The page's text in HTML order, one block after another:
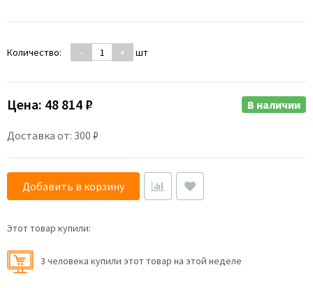
Количество: - + шт
Цена: 48 814 ₽
Доставка от: 300 ₽
В наличии
Добавить в корзину
Этот товар купили:
3 человекa купили этот товар на этой неделе